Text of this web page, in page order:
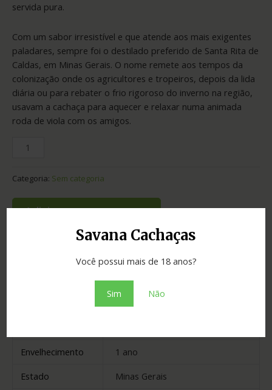
Savana Cachaças
Você possui mais de 18 anos?
Sim Não
servida pura.
Com um sabor irresistível e que atende aos mais exigentes
paladares, sempre foi o destilado preferido de Santa Rita de
Caldas, em Minas Gerais. O nome remete aos tempos da
colonização onde os agricultores e tropeiros, depois da lida
diária ou para rebater o frio rigoroso do inverno na região,
usavam a cachaça para aquecer e relaxar numa animada
roda de viola com os amigos.
Categoria: Sem categoria
Adicionar ao orçamento
Envelhecimento
1 ano
Estado
Minas Gerais